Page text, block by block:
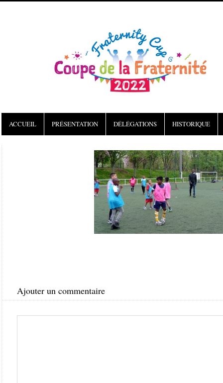
La Coupe de la Fraternité continue avec les projets menés par les délégations ! Focus sur la
Rétrospective en vidéo des temps forts de la Coupe de la Fraternité 2019
Retour en vidéo des projets post Coupe de la Fraternité 2017
Retour sur la Journée du Samedi 4 Mai : tournoi de football des enfants et des adultes, soirée de
ACCUEIL PRÉSENTATION DÉLÉGATIONS HISTORIQUE
Ajouter un commentaire